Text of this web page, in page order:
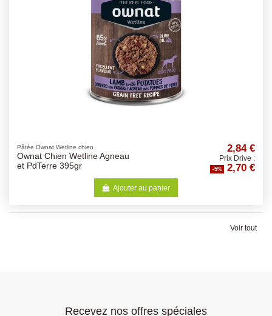
Pâtée Ownat Wetline chien
Ownat Chien Wetline Agneau
et PdTerre 395gr
2,84 €
Prix Drive :
-5% 2,70 €
Ajouter au panier
Voir tout
Recevez nos offres spéciales